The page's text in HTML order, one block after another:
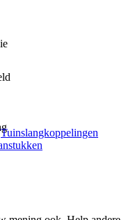
Tuinslangkoppelingen